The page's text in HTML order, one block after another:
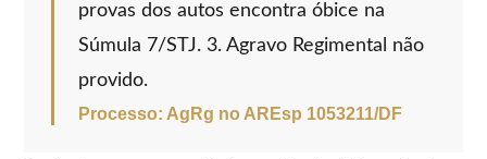
provas dos autos encontra óbice na
Súmula 7/STJ. 3. Agravo Regimental não
provido.
Processo: AgRg no AREsp 1053211/DF